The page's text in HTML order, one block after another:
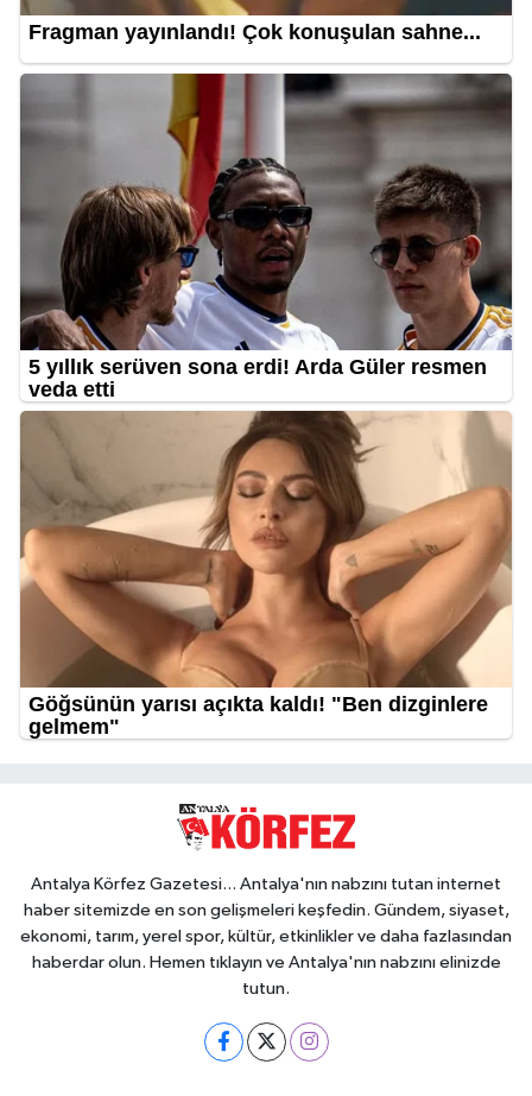
Antalya Körfez Gazetesi... Antalya'nın nabzını tutan internet
haber sitemizde en son gelişmeleri keşfedin. Gündem, siyaset,
ekonomi, tarım, yerel spor, kültür, etkinlikler ve daha fazlasından
haberdar olun. Hemen tıklayın ve Antalya'nın nabzını elinizde
tutun.